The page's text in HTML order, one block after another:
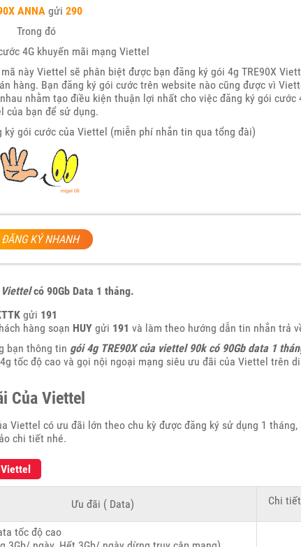
ANNAgửi 290
Trong đó
4G khuyến mãi mạng Viettel
này Viettel sẽ phân biệt được bạn đăng ký gói 4g TRE90X
hàng. Bạn đăng ký gói cước trên website nào cũng được vì
nhằm tạo điều kiện thuận lợi nhất cho việc đăng ký gói cước
của bạn để sử dụng.
gói cước của Viettel (miễn phí nhắn tin qua tổng đài)
ĐĂNG KÝ NHANH
Viettelcó 90Gb Data 1 tháng.
gửi 191
hàng soạn HUY gửi 191 và làm theo hướng dẫn tin nhắn trả
bạn thông tin gói 4g TRE90X của viettel 90k có 90Gb data 1
tốc độ cao và gọi nội ngoại mạng siêu ưu đãi của Viettel trên di
Của Viettel
Viettel có ưu đãi lớn theo chu kỳ được đăng ký sử dụng 1 tháng,
chi tiết nhé.
Viettel
Ưu đãi ( Data) Chi tiết
tốc độ cao